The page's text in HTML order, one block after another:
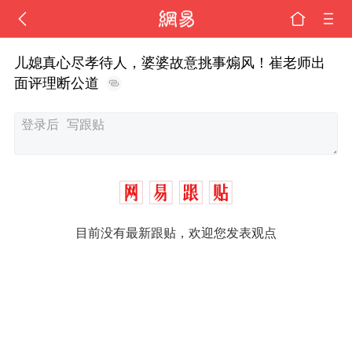
儿媳真心尽孝待人，婆婆故意挑事煽风！崔老师出
面评理断公道
目前没有最新跟贴，欢迎您发表观点